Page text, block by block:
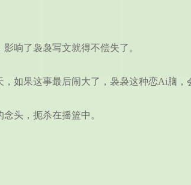
响了袅袅写文就得不偿失了。
果这事最后闹大了，袅袅这种恋Ai脑，
头，扼杀在摇篮中。